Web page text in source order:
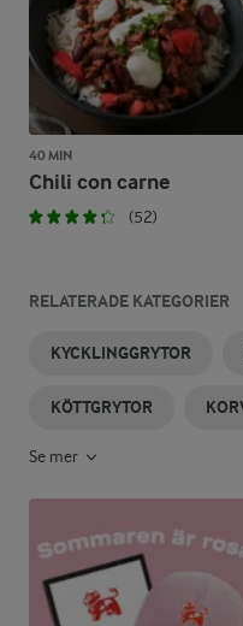
40 MIN
Chili con carne
(52)
RELATERADE KATEGORIER
KYCKLINGGRYTOR
KÖTTGRYTOR
Se mer